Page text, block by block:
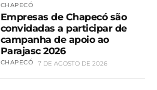
CHAPECÓ
Empresas de Chapecó são
convidadas a participar de
campanha de apoio ao
Parajasc 2026
CHAPECÓ 7 DE AGOSTO DE 2026